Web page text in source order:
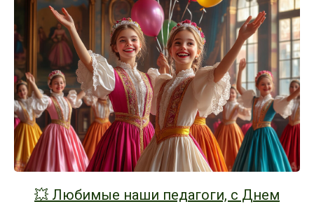
💥 Любимые наши педагоги, с Днем